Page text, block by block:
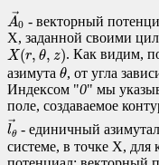
→
A0
A0
- векторный
X, заданной своими
X(r, θ, z)
X(r,θ,z)
. Как видим,
азимута θ
θ, от угла
Индексом "0" мы
поле, создаваемое
→
lθ
lθ
- единичный
системе, в точке X, для